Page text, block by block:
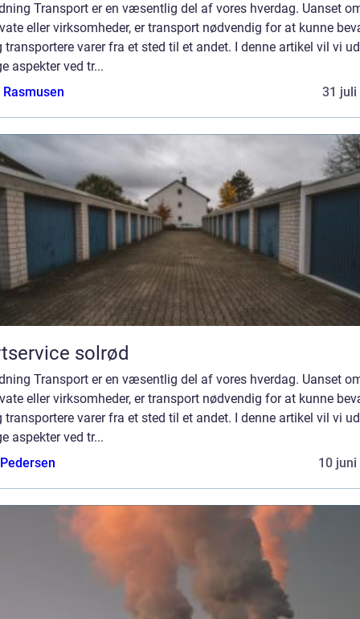
Transport er en væsentlig del af vores hverdag. Uanset
eller virksomheder, er transport nødvendig for at kunne
transportere varer fra et sted til et andet. I denne artikel vil vi
aspekter ved tr...
31 juli
solrød
Transport er en væsentlig del af vores hverdag. Uanset
eller virksomheder, er transport nødvendig for at kunne
transportere varer fra et sted til et andet. I denne artikel vil vi
aspekter ved tr...
10 juni